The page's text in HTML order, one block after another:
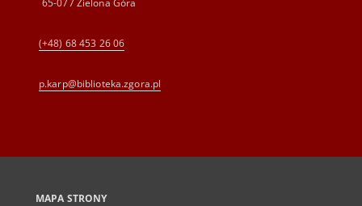
65-077 Zielona Góra
(+48) 68 453 26 06
p.karp@biblioteka.zgora.pl
MAPA STRONY